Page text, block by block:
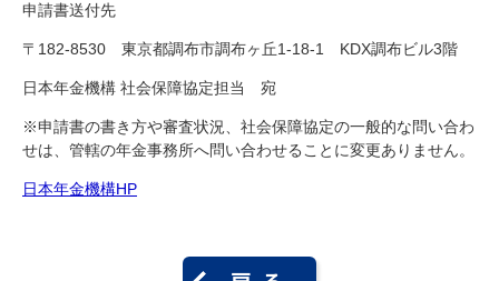
申請書送付先
〒182-8530 東京都調布市調布ヶ丘1-18-1 KDX調布ビル3階
日本年金機構 社会保障協定担当 宛
※申請書の書き方や審査状況、社会保障協定の一般的な問い合わ
せは、管轄の年金事務所へ問い合わせることに変更ありません。
日本年金機構HP